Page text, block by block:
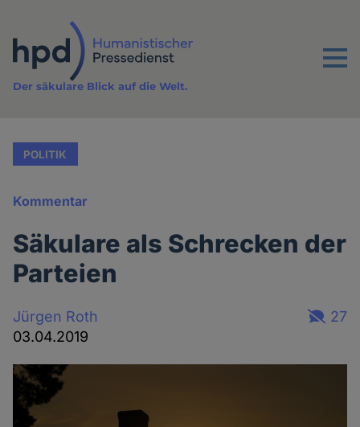
Inhalt
Menu
Der säkulare Blick auf die Welt.
POLITIK
Kommentar
Säkulare als Schrecken der
Parteien
Jürgen Roth
03.04.2019
27